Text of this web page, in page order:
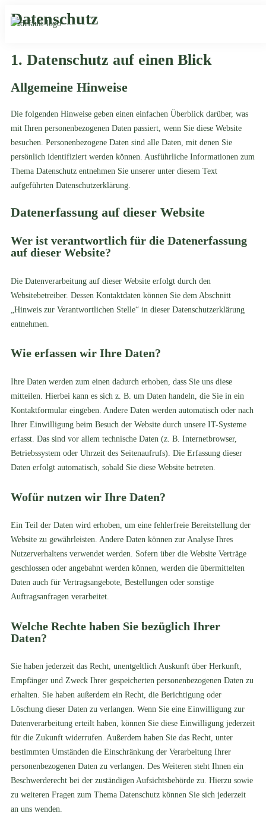
Datenschutz
1. Datenschutz auf einen Blick
Allgemeine Hinweise
Die folgenden Hinweise geben einen einfachen Überblick darüber, was
mit Ihren personenbezogenen Daten passiert, wenn Sie diese Website
besuchen. Personenbezogene Daten sind alle Daten, mit denen Sie
persönlich identifiziert werden können. Ausführliche Informationen zum
Thema Datenschutz entnehmen Sie unserer unter diesem Text
aufgeführten Datenschutzerklärung.
Datenerfassung auf dieser Website
Wer ist verantwortlich für die Datenerfassung
auf dieser Website?
Die Datenverarbeitung auf dieser Website erfolgt durch den
Websitebetreiber. Dessen Kontaktdaten können Sie dem Abschnitt
„Hinweis zur Verantwortlichen Stelle“ in dieser Datenschutzerklärung
entnehmen.
Wie erfassen wir Ihre Daten?
Ihre Daten werden zum einen dadurch erhoben, dass Sie uns diese
mitteilen. Hierbei kann es sich z. B. um Daten handeln, die Sie in ein
Kontaktformular eingeben. Andere Daten werden automatisch oder nach
Ihrer Einwilligung beim Besuch der Website durch unsere IT-Systeme
erfasst. Das sind vor allem technische Daten (z. B. Internetbrowser,
Betriebssystem oder Uhrzeit des Seitenaufrufs). Die Erfassung dieser
Daten erfolgt automatisch, sobald Sie diese Website betreten.
Wofür nutzen wir Ihre Daten?
Ein Teil der Daten wird erhoben, um eine fehlerfreie Bereitstellung der
Website zu gewährleisten. Andere Daten können zur Analyse Ihres
Nutzerverhaltens verwendet werden. Sofern über die Website Verträge
geschlossen oder angebahnt werden können, werden die übermittelten
Daten auch für Vertragsangebote, Bestellungen oder sonstige
Auftragsanfragen verarbeitet.
Welche Rechte haben Sie bezüglich Ihrer
Daten?
Sie haben jederzeit das Recht, unentgeltlich Auskunft über Herkunft,
Empfänger und Zweck Ihrer gespeicherten personenbezogenen Daten zu
erhalten. Sie haben außerdem ein Recht, die Berichtigung oder
Löschung dieser Daten zu verlangen. Wenn Sie eine Einwilligung zur
Datenverarbeitung erteilt haben, können Sie diese Einwilligung jederzeit
für die Zukunft widerrufen. Außerdem haben Sie das Recht, unter
bestimmten Umständen die Einschränkung der Verarbeitung Ihrer
personenbezogenen Daten zu verlangen. Des Weiteren steht Ihnen ein
Beschwerderecht bei der zuständigen Aufsichtsbehörde zu. Hierzu sowie
zu weiteren Fragen zum Thema Datenschutz können Sie sich jederzeit
an uns wenden.